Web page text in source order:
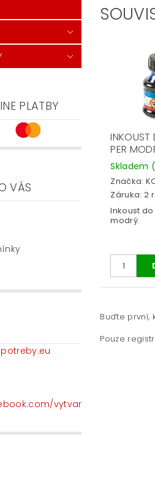
PLATBY
VÁS
vytvar
INKOUST
PER
Skladem
Značka:
Záruka: 2
Inkoust
modrý.
Buďte první,
Pouze